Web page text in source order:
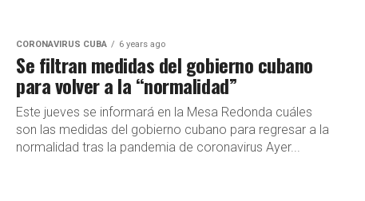
CORONAVIRUS CUBA 6 years ago
Se filtran medidas del gobierno cubano
para volver a la “normalidad”
Este jueves se informará en la Mesa Redonda cuáles
son las medidas del gobierno cubano para regresar a la
normalidad tras la pandemia de coronavirus Ayer...